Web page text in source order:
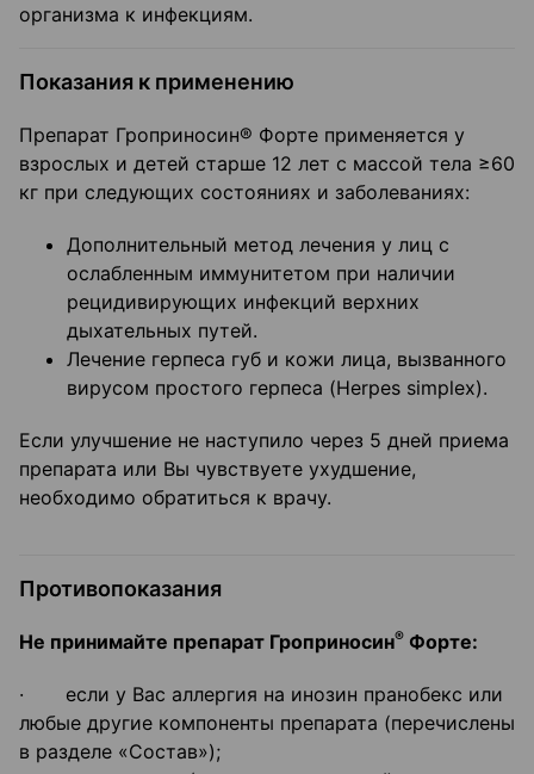
организма к инфекциям.
Показания к применению
Препарат Гроприносин® Форте применяется у
взрослых и детей старше 12 лет с массой тела ≥60
кг при следующих состояниях и заболеваниях:
Дополнительный метод лечения у лиц с
ослабленным иммунитетом при наличии
рецидивирующих инфекций верхних
дыхательных путей.
Лечение герпеса губ и кожи лица, вызванного
вирусом простого герпеса (Herpes simplex).
Если улучшение не наступило через 5 дней приема
препарата или Вы чувствуете ухудшение,
необходимо обратиться к врачу.
Противопоказания
Не принимайте препарат Гроприносин® Форте:
· если у Вас аллергия на инозин пранобекс или
любые другие компоненты препарата (перечислены
в разделе «Состав»);